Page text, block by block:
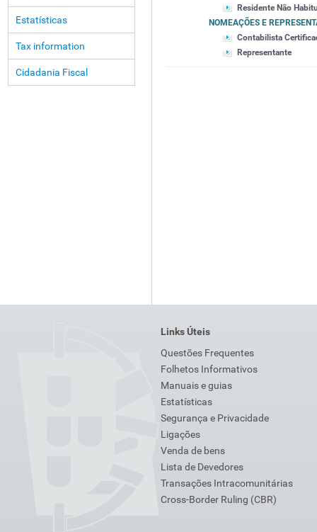
Estatísticas
Tax information
Cidadania Fiscal
Residente Não
NOMEAÇÕES E
Contabilista
Representante
Links Úteis
Questões Frequentes
Folhetos Informativos
Manuais e guias
Estatísticas
Segurança e Privacidade
Ligações
Venda de bens
Lista de Devedores
Transações Intracomunitárias
Cross-Border Ruling (CBR)